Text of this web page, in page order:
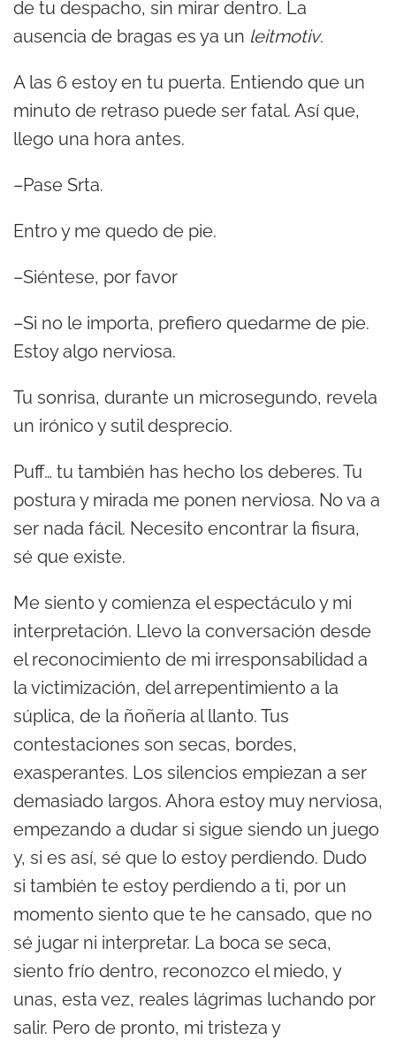
de tu despacho, sin mirar dentro. La
ausencia de bragas es ya un leitmotiv.
A las 6 estoy en tu puerta. Entiendo que un
minuto de retraso puede ser fatal. Así que,
llego una hora antes.
–Pase Srta.
Entro y me quedo de pie.
–Siéntese, por favor
–Si no le importa, prefiero quedarme de pie.
Estoy algo nerviosa.
Tu sonrisa, durante un microsegundo, revela
un irónico y sutil desprecio.
Puff… tu también has hecho los deberes. Tu
postura y mirada me ponen nerviosa. No va a
ser nada fácil. Necesito encontrar la fisura,
sé que existe.
Me siento y comienza el espectáculo y mi
interpretación. Llevo la conversación desde
el reconocimiento de mi irresponsabilidad a
la victimización, del arrepentimiento a la
súplica, de la ñoñería al llanto. Tus
contestaciones son secas, bordes,
exasperantes. Los silencios empiezan a ser
demasiado largos. Ahora estoy muy nerviosa,
empezando a dudar si sigue siendo un juego
y, si es así, sé que lo estoy perdiendo. Dudo
si también te estoy perdiendo a ti, por un
momento siento que te he cansado, que no
sé jugar ni interpretar. La boca se seca,
siento frío dentro, reconozco el miedo, y
unas, esta vez, reales lágrimas luchando por
salir. Pero de pronto, mi tristeza y